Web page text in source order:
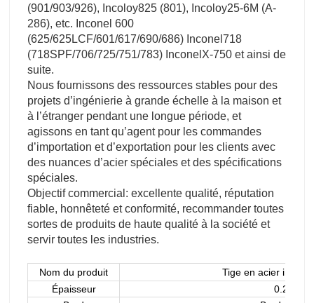
(901/903/926), Incoloy825 (801), Incoloy25-6M (A-
286), etc. Inconel 600
(625/625LCF/601/617/690/686) Inconel718
(718SPF/706/725/751/783) InconelX-750 et ainsi de
suite.
Nous fournissons des ressources stables pour des
projets d’ingénierie à grande échelle à la maison et
à l’étranger pendant une longue période, et
agissons en tant qu’agent pour les commandes
d’importation et d’exportation pour les clients avec
des nuances d’acier spéciales et des spécifications
spéciales.
Objectif commercial: excellente qualité, réputation
fiable, honnêteté et conformité, recommander toutes
sortes de produits de haute qualité à la société et
servir toutes les industries.
Nom du produit
Tige en acier
Épaisseur
0.2-